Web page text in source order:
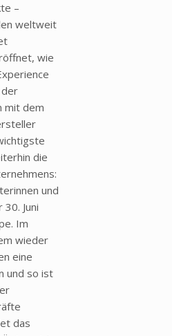
–
weltweit
wie
der
mit dem
die
und
Juni
Im
wieder
eine
und so ist
das